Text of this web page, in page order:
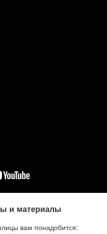
и материалы
вам понадобится: